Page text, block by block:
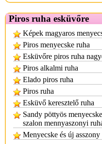
Piros ruha esküvőre
Képek magyaros
Piros menyecske ruha
Esküvőre piros ruha
Piros alkalmi ruha
Elado piros ruha
Piros ruha
Esküvő keresztelő ruha
Sandy pöttyös
szalon mennyaszonyi
Menyecske és új asszony